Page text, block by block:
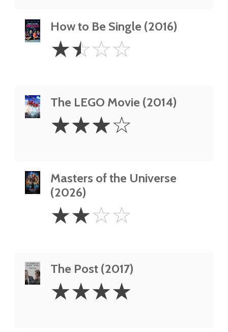
How to Be Single (2016)
1.5
Stars
☆☆☆☆
The LEGO Movie (2014)
Stars
☆☆☆☆
Masters of the Universe
(2026)
Stars
☆☆☆☆
The Post (2017)
Stars
☆☆☆☆